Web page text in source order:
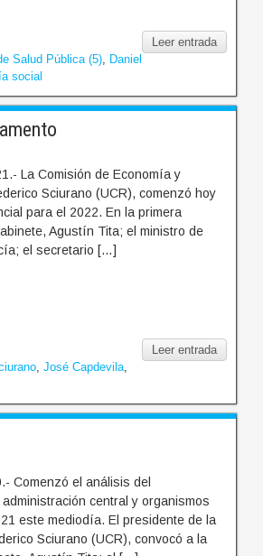
Leer entrada
Salud Pública (5), Daniel
social
La Comisión de Economía y
Sciurano (UCR), comenzó hoy
para el 2022. En la primera
Agustín Tita; el ministro de
el secretario […]
Leer entrada
, José Capdevila,
Comenzó el análisis del
central y organismos
este mediodía. El presidente de la
Sciurano (UCR), convocó a la